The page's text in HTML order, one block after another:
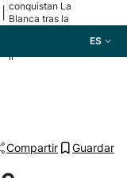
conquistan La
Blanca tras la
II
ES
Compartir Guardar